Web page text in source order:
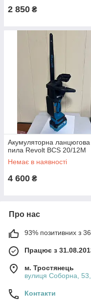
2 850 ₴
Акумуляторна ланцюгова
пила Revolt BCS 20/12М
Немає в наявності
4 600 ₴
Про нас
93% позитивних з
Працює з
м. Тростянець
вулиця Соборна,
Контакти